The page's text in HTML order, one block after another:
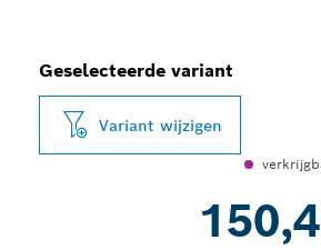
Geselecteerde variant
Variant wijzigen